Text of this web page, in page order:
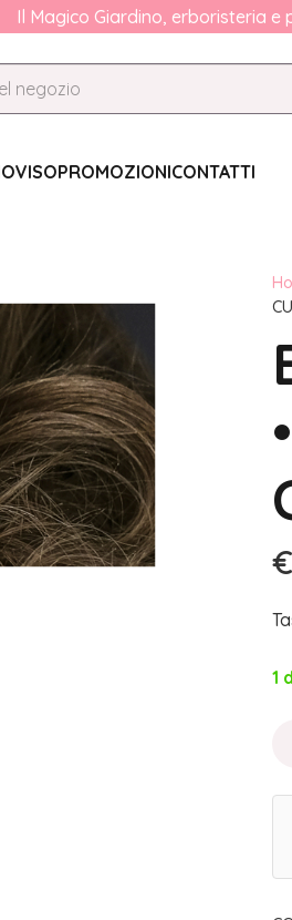
Il Magico Giardino, erboristeria e
VISOPROMOZIONICONTATTI
€
1